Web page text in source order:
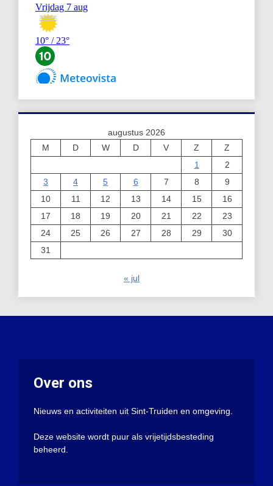
augustus 2026
M
D W D V Z
Z
1
2
3
4 5 6 7 8
9
10
11 12 13 14 15
16
17
18 19 20 21 22
23
24
25 26 27 28 29
30
31
« jul
Over ons
Nieuws en activiteiten uit Sint-Truiden en omgeving.
Deze website wordt puur als vrijetijdsbesteding
beheerd.